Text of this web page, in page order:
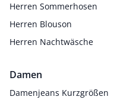
Herren Sommerhosen
Herren Blouson
Herren Nachtwäsche
Damen
Damenjeans Kurzgrößen